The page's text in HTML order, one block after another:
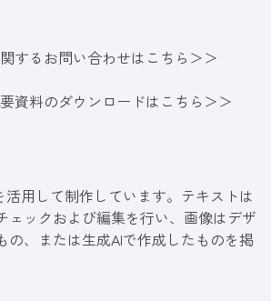
するお問い合わせはこちら＞＞
資料のダウンロードはこちら＞＞
用して制作しています。テキストは
ェックおよび編集を行い、画像はデザ
の、または生成AIで作成したものを掲